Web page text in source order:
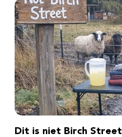
Dit is niet Birch Street